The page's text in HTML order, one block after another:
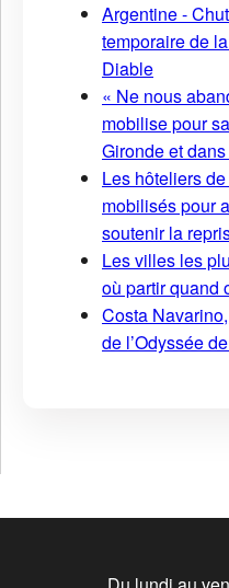
Argentine -
temporaire de
Diable
« Ne nous
mobilise pour
Gironde et
Les hôteliers
mobilisés pour
soutenir la
Les villes les
où partir quand
Costa
de l’Odyssée